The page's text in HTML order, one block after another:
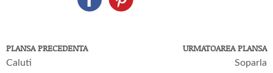
PLANSA PRECEDENTA
Caluti
URMATOAREA PLANSA
Soparla